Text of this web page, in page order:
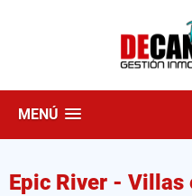
MENÚ
Epic River - Villas